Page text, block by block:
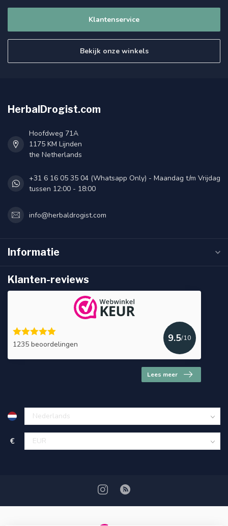
Klantenservice
Bekijk onze winkels
HerbalDrogist.com
Hoofdweg 71A
1175 KM Lijnden
the Netherlands
+31 6 16 05 35 04 (Whatsapp Only) - Maandag t/m Vrijdag
tussen 12:00 - 18:00
info@herbaldrogist.com
Informatie
Klanten-reviews
1235 beoordelingen
9.5/10
Lees meer
€